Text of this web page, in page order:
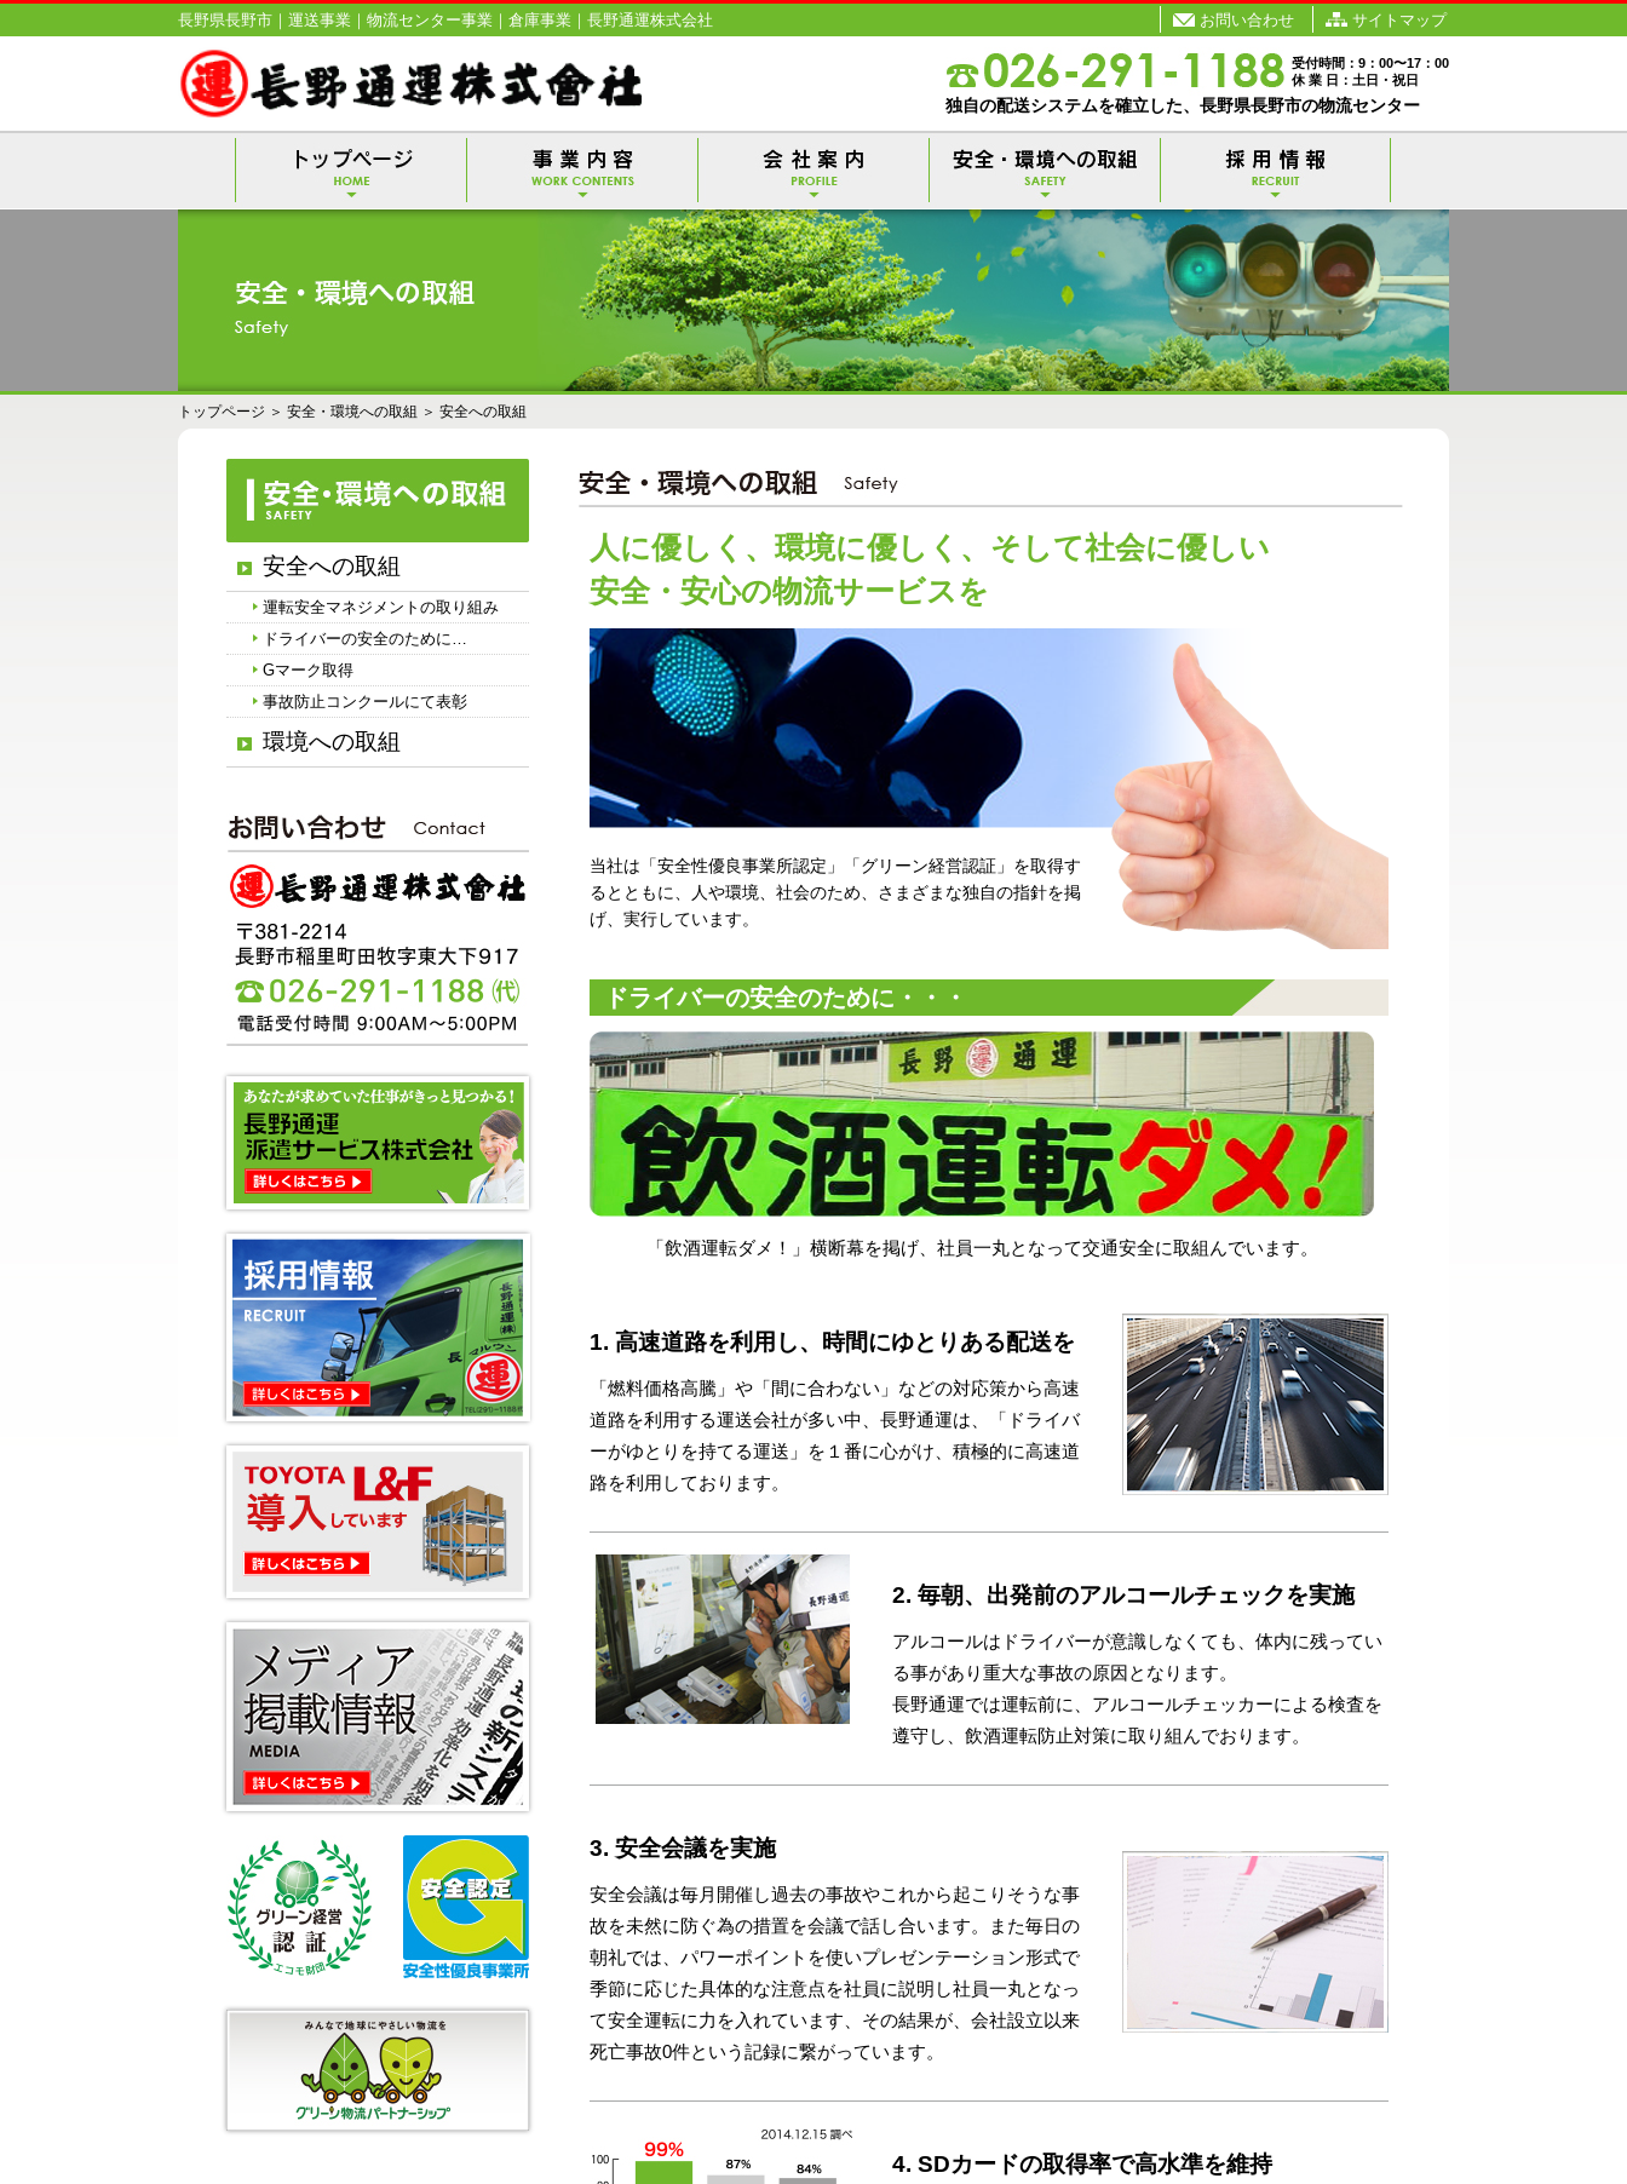
お問い合わせ サイトマップ
長野県長野市｜運送事業｜物流センター事業｜倉庫事業｜長野通運株式会社
受付時間：9：00〜17：00
休 業 日：土日・祝日
独自の配送システムを確立した、長野県長野市の物流センター
トップページ ＞ 安全・環境への取組 ＞ 安全への取組
安全への取組
運転安全マネジメントの取り組み
ドライバーの安全のために…
Gマーク取得
事故防止コンクールにて表彰
環境への取組
人に優しく、環境に優しく、そして社会に優しい
安全・安心の物流サービスを
当社は「安全性優良事業所認定」「グリーン経営認証」を取得す
るとともに、人や環境、社会のため、 さまざまな独自の指針を掲
げ、実行しています。
ドライバーの安全のために・・・
「飲酒運転ダメ！」横断幕を掲げ、社員一丸となって交通安全に取組んでいます。
1. 高速道路を利用し、時間にゆとりある配送を
「燃料価格高騰」や「間に合わない」などの対応策から高速
道路を利用する運送会社が多い中、長野通運は、「ドライバ
ーがゆとりを持てる運送」を１番に心がけ、積極的に高速道
路を利用しております。
2. 毎朝、出発前のアルコールチェックを実施
アルコールはドライバーが意識しなくても、体内に残ってい
る事があり重大な事故の原因となります。
長野通運では運転前に、アルコールチェッカーによる検査を
遵守し、飲酒運転防止対策に取り組んでおります。
3. 安全会議を実施
安全会議は毎月開催し過去の事故やこれから起こりそうな事
故を未然に防ぐ為の措置を会議で話し合います。また毎日の
朝礼では、パワーポイントを使いプレゼンテーション形式で
季節に応じた具体的な注意点を社員に説明し社員一丸となっ
て安全運転に力を入れています、その結果が、会社設立以来
死亡事故0件という記録に繋がっています。
4. SDカードの取得率で高水準を維持